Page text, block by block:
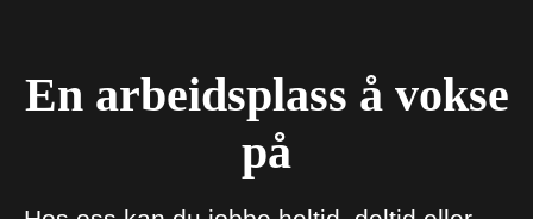
En arbeidsplass å vokse
på